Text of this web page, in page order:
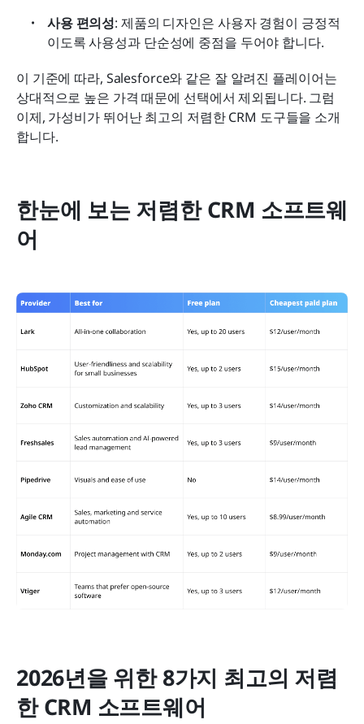
사용 편의성: 제품의 디자인은 사용자 경험이 긍정적
이도록 사용성과 단순성에 중점을 두어야 합니다.
이 기준에 따라, Salesforce와 같은 잘 알려진 플레이어는
상대적으로 높은 가격 때문에 선택에서 제외됩니다. 그럼
이제, 가성비가 뛰어난 최고의 저렴한 CRM 도구들을 소개
합니다.
한눈에 보는 저렴한 CRM 소프트웨
어
2026년을 위한 8가지 최고의 저렴
한 CRM 소프트웨어